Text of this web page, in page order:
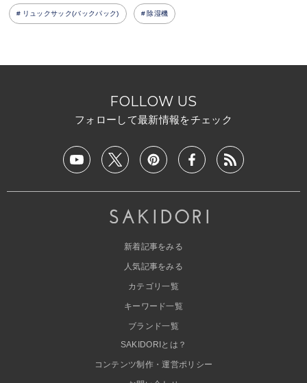
リュックサック(バックパック) 除湿機
FOLLOW US
フォローして最新情報をチェック
新着記事をみる
人気記事をみる
カテゴリ一覧
キーワード一覧
ブランド一覧
SAKIDORIとは？
コンテンツ制作・運営ポリシー